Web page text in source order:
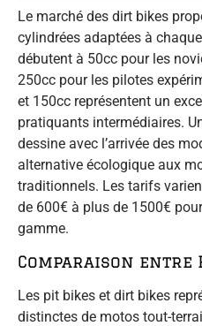
Le marché des dirt bikes
cylindrées adaptées à
débutent à 50cc pour les
250cc pour les pilotes
et 150cc représentent un
pratiquants intermédiaires.
dessine avec l’arrivée des
alternative écologique aux
traditionnels. Les tarifs
de 600€ à plus de 1500€
gamme.
Comparaison entre
Les pit bikes et dirt bikes
distinctes de motos tout-